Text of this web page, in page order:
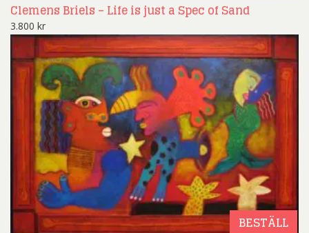
Clemens Briels – Life is just a Spec of Sand
3.800 kr
BESTÄLL